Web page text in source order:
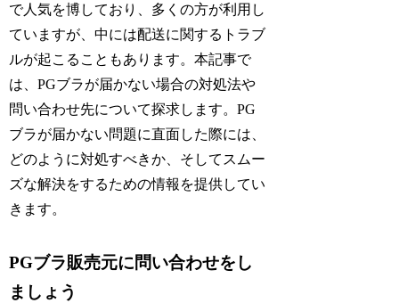
で人気を博しており、多くの方が利用し
ていますが、中には配送に関するトラブ
ルが起こることもあります。本記事で
は、PGブラが届かない場合の対処法や
問い合わせ先について探求します。PG
ブラが届かない問題に直面した際には、
どのように対処すべきか、そしてスムー
ズな解決をするための情報を提供してい
きます。
PGブラ販売元に問い合わせをし
ましょう